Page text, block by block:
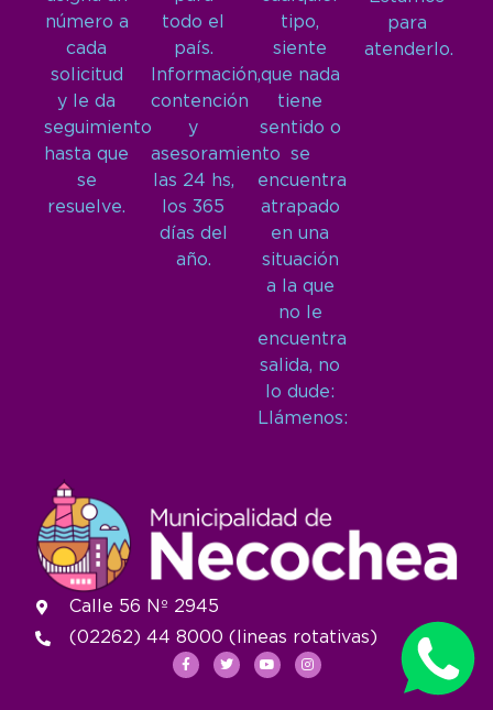
número a
cada
solicitud
y le da
seguimiento
hasta que
se
resuelve.
todo el
país.
Información,
contención
y
asesoramiento
las 24 hs,
los 365
días del
año.
tipo,
siente
que nada
tiene
sentido o
se
encuentra
atrapado
en una
situación
a la que
no le
encuentra
salida, no
lo dude:
Llámenos:
para
atenderlo.
Calle 56 Nº 2945
(02262) 44 8000 (lineas rotativas)